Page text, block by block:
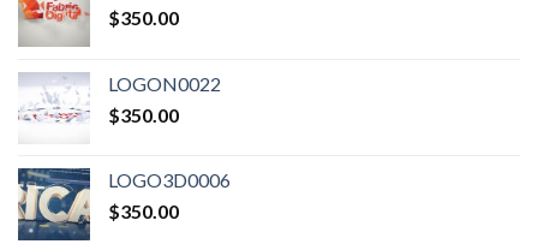
$350.00
LOGON0022
$350.00
LOGO3D0006
$350.00